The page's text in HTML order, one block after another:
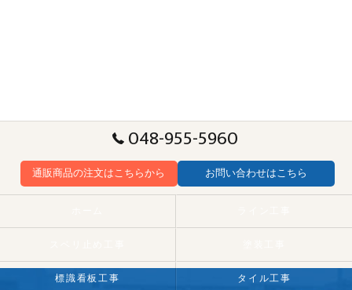
048-955-5960
通販商品の注文はこちらから お問い合わせはこちら
標識看板工事 タイル工事